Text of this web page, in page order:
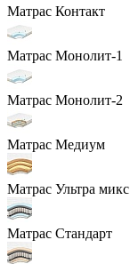
Матрас Контакт
Матрас Монолит-1
Матрас Монолит-2
Матрас Медиум
Матрас Ультра микс
Матрас Стандарт